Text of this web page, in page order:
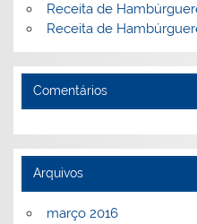
Receita de
Receita de
Comentários
Arquivos
março 2016